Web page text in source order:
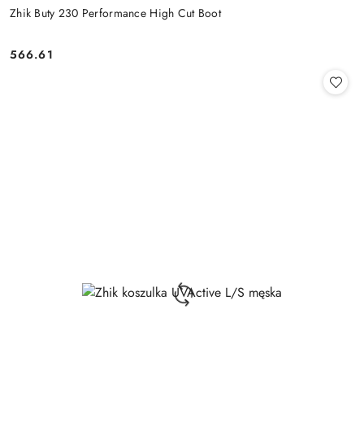
Zhik Buty 230 Performance High Cut Boot
Cena:
566.61